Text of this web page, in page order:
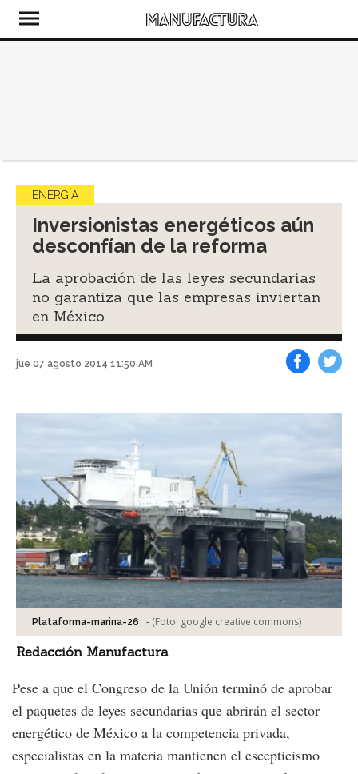
ENERGÍA
Inversionistas energéticos aún
desconfían de la reforma
La aprobación de las leyes secundarias
no garantiza que las empresas inviertan
en México
jue 07 agosto 2014 11:50 AM
Plataforma-marina-26 - (Foto: google creative commons)
Redacción Manufactura
Pese a que el Congreso de la Unión terminó de aprobar
el paquetes de leyes secundarias que abrirán el sector
energético de México a la competencia privada,
especialistas en la materia mantienen el escepticismo